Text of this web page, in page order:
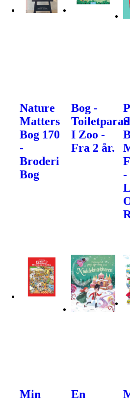
Nature
Matters
Bog 170
-
Broderi
Bog
Bog -
I Zoo -
Fra 2 år.
-
Min
En